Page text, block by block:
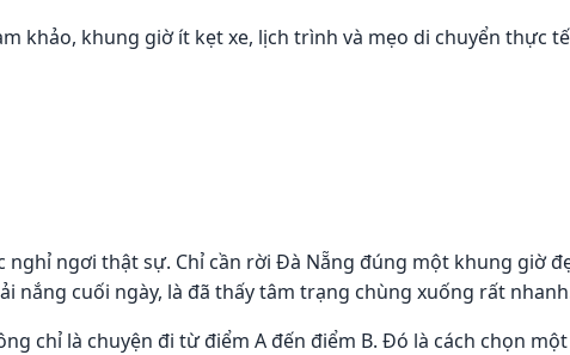
khảo, khung giờ ít kẹt xe, lịch trình và mẹo di chuyển thực
ngơi thật sự. Chỉ cần rời Đà Nẵng đúng một khung giờ
cuối ngày, là đã thấy tâm trạng chùng xuống rất
chỉ là chuyện đi từ điểm A đến điểm B. Đó là cách chọn